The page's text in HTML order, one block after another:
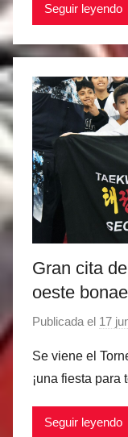
Seguir leyendo
Gran cita
oeste
Publicada el 17
Se viene el
¡una fiesta para
Seguir leyendo